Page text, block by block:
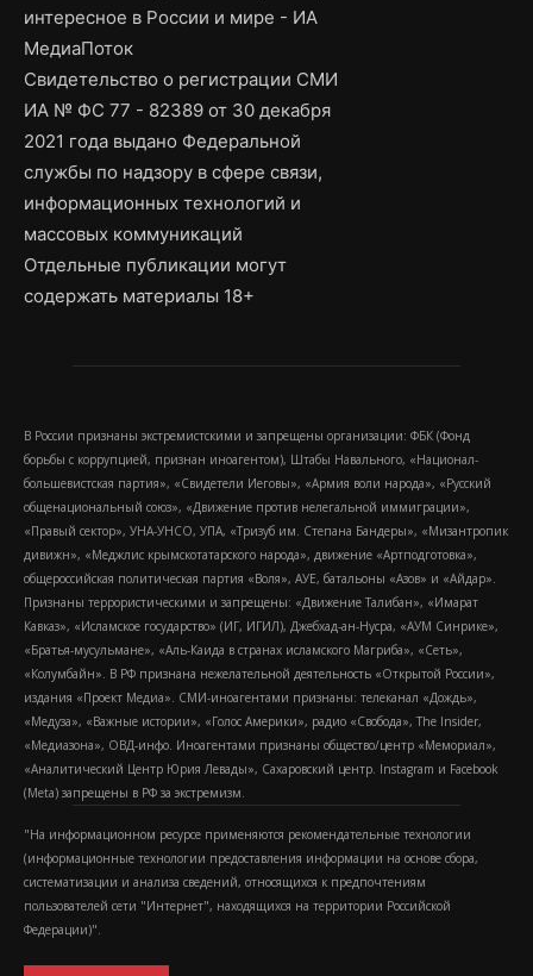
интересное в России и мире - ИА
МедиаПоток
Свидетельство о регистрации СМИ
ИА № ФС 77 - 82389 от 30 декабря
2021 года выдано Федеральной
службы по надзору в сфере связи,
информационных технологий и
массовых коммуникаций
Отдельные публикации могут
содержать материалы 18+
В России признаны экстремистскими и запрещены организации: ФБК (Фонд
борьбы с коррупцией, признан иноагентом), Штабы Навального, «Национал-
большевистская партия», «Свидетели Иеговы», «Армия воли народа», «Русский
общенациональный союз», «Движение против нелегальной иммиграции»,
«Правый сектор», УНА-УНСО, УПА, «Тризуб им. Степана Бандеры», «Мизантропик
дивижн», «Меджлис крымскотатарского народа», движение «Артподготовка»,
общероссийская политическая партия «Воля», АУЕ, батальоны «Азов» и «Айдар».
Признаны террористическими и запрещены: «Движение Талибан», «Имарат
Кавказ», «Исламское государство» (ИГ, ИГИЛ), Джебхад-ан-Нусра, «АУМ Синрике»,
«Братья-мусульмане», «Аль-Каида в странах исламского Магриба», «Сеть»,
«Колумбайн». В РФ признана нежелательной деятельность «Открытой России»,
издания «Проект Медиа». СМИ-иноагентами признаны: телеканал «Дождь»,
«Медуза», «Важные истории», «Голос Америки», радио «Свобода», The Insider,
«Медиазона», ОВД-инфо. Иноагентами признаны общество/центр «Мемориал»,
«Аналитический Центр Юрия Левады», Сахаровский центр. Instagram и Facebook
(Metа) запрещены в РФ за экстремизм.
"На информационном ресурсе применяются рекомендательные технологии
(информационные технологии предоставления информации на основе сбора,
систематизации и анализа сведений, относящихся к предпочтениям
пользователей сети "Интернет", находящихся на территории Российской
Федерации)".